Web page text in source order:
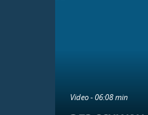
Video - 06:08 min